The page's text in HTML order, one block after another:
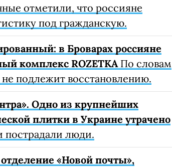
отметили, что россияне
под гражданскую.
в Броварах россияне
комплекс ROZETKAПо словам
подлежит восстановлению.
Одно из крупнейших
плитки в Украине утрачено
пострадали люди.
«Новой почты»,